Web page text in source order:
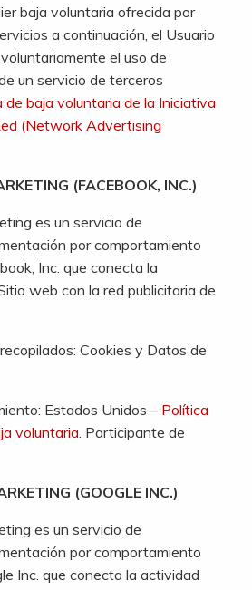
baja voluntaria ofrecida por
a continuación, el Usuario
el uso de
un servicio de terceros
de baja voluntaria de la Iniciativa
(Network Advertising
(FACEBOOK, INC.)
es un servicio de
por comportamiento
Inc. que conecta la
web con la red publicitaria de
Cookies y Datos de
Estados Unidos – Política
voluntaria. Participante de
(GOOGLE INC.)
es un servicio de
por comportamiento
Inc. que conecta la actividad